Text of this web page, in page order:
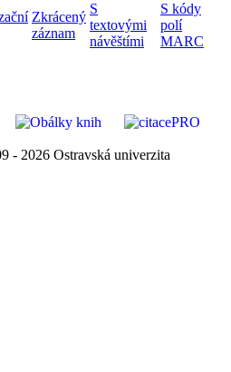
Zkrácený
záznam
S
textovými
návěštími
S kódy
polí
MARC
- 2026 Ostravská univerzita